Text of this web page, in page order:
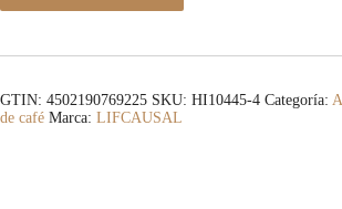
GTIN: 4502190769225 SKU: HI10445-4 Categoría:
de café Marca: LIFCAUSAL